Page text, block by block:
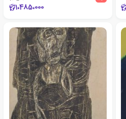
1،485،000